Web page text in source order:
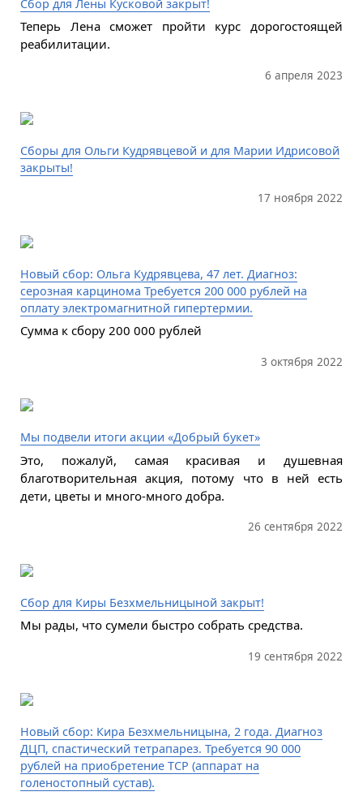
Сбор для Лены Кусковой закрыт!
Теперь Лена сможет пройти курс дорогостоящей
реабилитации.
6 апреля 2023
Сборы для Ольги Кудрявцевой и для Марии Идрисовой
закрыты!
17 ноября 2022
Новый сбор: Ольга Кудрявцева, 47 лет. Диагноз:
серозная карцинома Требуется 200 000 рублей на
оплату электромагнитной гипертермии.
Сумма к сбору 200 000 рублей
3 октября 2022
Мы подвели итоги акции «Добрый букет»
Это, пожалуй, самая красивая и душевная
благотворительная акция, потому что в ней есть
дети, цветы и много-много добра.
26 сентября 2022
Сбор для Киры Безхмельницыной закрыт!
Мы рады, что сумели быстро собрать средства.
19 сентября 2022
Новый сбор: Кира Безхмельницына, 2 года. Диагноз
ДЦП, спастический тетрапарез. Требуется 90 000
рублей на приобретение ТСР (аппарат на
голеностопный сустав).